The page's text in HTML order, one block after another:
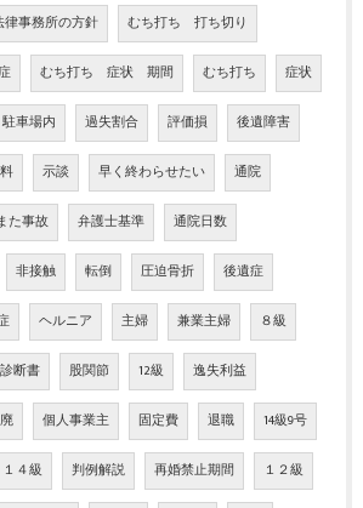
事務所の方針 むち打ち 打ち切り
むち打ち 症状 期間 むち打ち 症状
駐車場内 過失割合 評価損 後遺障害
示談 早く終わらせたい 通院
た事故 弁護士基準 通院日数
非接触 転倒 圧迫骨折 後遺症
ヘルニア 主婦 兼業主婦 ８級
断書 股関節 12級 逸失利益
個人事業主 固定費 退職 14級9号
１４級 判例解説 再婚禁止期間 １２級